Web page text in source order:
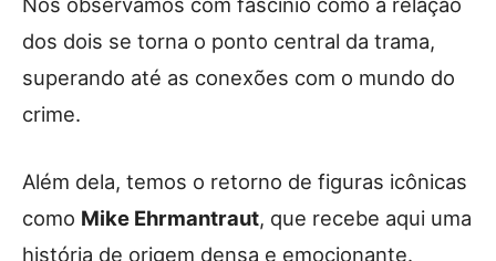
dos dois se torna o ponto central da trama,
superando até as conexões com o mundo do
crime.
Além dela, temos o retorno de figuras icônicas
como Mike Ehrmantraut, que recebe aqui uma
história de origem densa e emocionante.